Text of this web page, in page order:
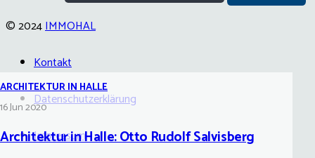
ARCHITEKTUR IN HALLE
16 Jun 2020
Architektur in Halle: Otto Rudolf Salvisberg
© 2024IMMOHAL
Kontakt
Datenschutzerklärung
Impressum